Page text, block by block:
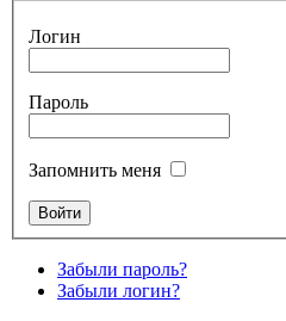
Логин
Пароль
Запомнить меня
Забыли пароль?
Забыли логин?